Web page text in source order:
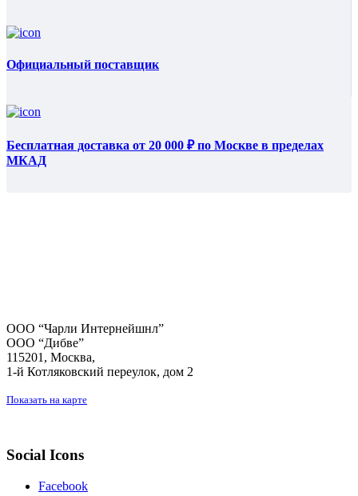
Официальный поставщик
Бесплатная доставка от 20 000 ₽ по Москве в пределах
МКАД
ООО “Чарли Интернейшнл”
ООО “Дибве”
115201, Москва,
1-й Котляковский переулок, дом 2
Показать на карте
Social Icons
Facebook